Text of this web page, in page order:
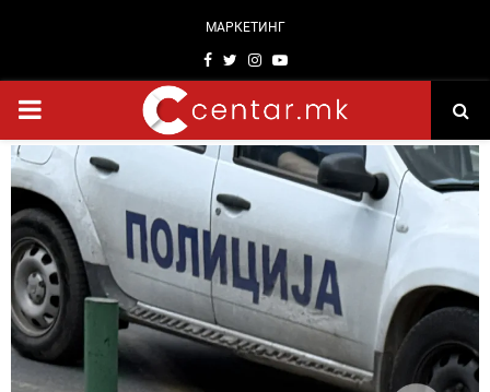
МАРКЕТИНГ
Facebook
TwitterInstagram
Youtube
PRIMARY
MENU